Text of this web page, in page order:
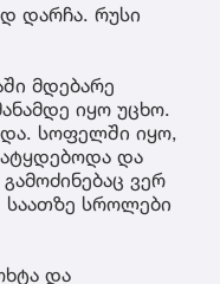
დარჩა. რუსი
მდებარე
იყო უცხო.
სოფელში იყო,
და
ვერ
საათზე სროლები
და